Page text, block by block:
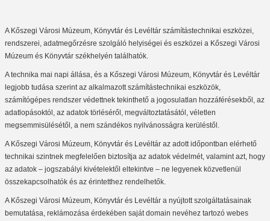
A Kőszegi Városi Múzeum, Könyvtár és Levéltár számítástechnikai eszközei,
rendszerei, adatmegőrzésre szolgáló helyiségei és eszközei a Kőszegi Városi
Múzeum és Könyvtár székhelyén találhatók.
A technika mai napi állása, és a Kőszegi Városi Múzeum, Könyvtár és Levéltár
legjobb tudása szerint az alkalmazott számítástechnikai eszközök,
számítógépes rendszer védettnek tekinthető a jogosulatlan hozzáférésekből, az
adatlopásoktól, az adatok törléséről, megváltoztatásától, véletlen
megsemmisülésétől, a nem szándékos nyilvánosságra kerüléstől.
A Kőszegi Városi Múzeum, Könyvtár és Levéltár az adott időpontban elérhető
technikai szintnek megfelelően biztosítja az adatok védelmét, valamint azt, hogy
az adatok – jogszabályi kivételektől eltekintve – ne legyenek közvetlenül
összekapcsolhatók és az érintetthez rendelhetők.
A Kőszegi Városi Múzeum, Könyvtár és Levéltár a nyújtott szolgáltatásainak
bemutatása, reklámozása érdekében saját domain nevéhez tartozó webes